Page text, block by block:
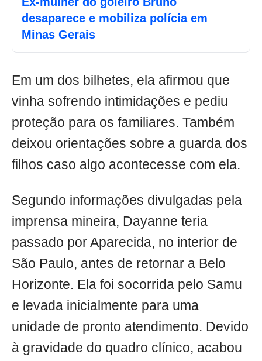
desaparece e mobiliza polícia em
Minas Gerais
Em um dos bilhetes, ela afirmou que
vinha sofrendo intimidações e pediu
proteção para os familiares. Também
deixou orientações sobre a guarda dos
filhos caso algo acontecesse com ela.
Segundo informações divulgadas pela
imprensa mineira, Dayanne teria
passado por Aparecida, no interior de
São Paulo, antes de retornar a Belo
Horizonte. Ela foi socorrida pelo Samu
e levada inicialmente para uma
unidade de pronto atendimento. Devido
à gravidade do quadro clínico, acabou